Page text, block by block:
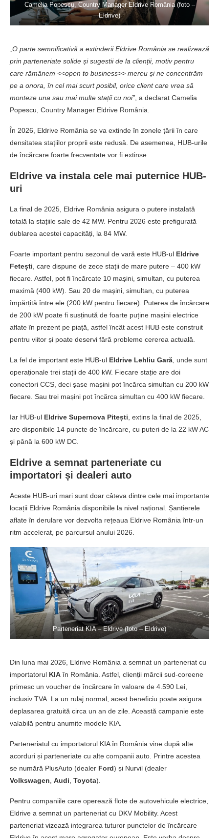
Camelia Popescu, Country Manager Eldrive România (foto –
Eldrive)
„O parte semnificativă a extinderii Eldrive România se realizează
prin parteneriate solide și sugestii de la clienții, motiv pentru
care rămânem <<open to business>> mereu și ne concentrăm
pe a onora, în cel mai scurt posibil, orice client care vrea să
monteze una sau mai multe stații cu noi” , a declarat Camelia
Popescu, Country Manager Eldrive România.
În 2026, Eldrive România se va extinde în zonele țării în care
densitatea stațiilor proprii este redusă. De asemenea, HUB-urile
de încărcare foarte frecventate vor fi extinse.
Eldrive va instala cele mai puternice HUB-
uri
La final de 2025, Eldrive România asigura o putere instalată
totală la stațiile sale de 42 MW. Pentru 2026 este prefigurată
dublarea acestei capacități, la 84 MW.
Foarte important pentru sezonul de vară este HUB-ul Eldrive
Fetești , care dispune de zece stații de mare putere – 400 kW
fiecare. Astfel, pot fi încărcate 10 mașini, simultan, cu puterea
maximă (400 kW). Sau 20 de mașini, simultan, cu puterea
împărțită între ele (200 kW pentru fiecare). Puterea de încărcare
de 200 kW poate fi susținută de foarte puține mașini electrice
aflate în prezent pe piață, astfel încât acest HUB este construit
pentru viitor și poate deservi fără probleme cererea actuală.
La fel de important este HUB-ul Eldrive Lehliu Gară , unde sunt
operaționale trei stații de 400 kW. Fiecare stație are doi
conectori CCS, deci șase mașini pot încărca simultan cu 200 kW
fiecare. Sau trei mașini pot încărca simultan cu 400 kW fiecare.
Iar HUB-ul Eldrive Supernova Pitești , extins la final de 2025,
are disponibile 14 puncte de încărcare, cu puteri de la 22 kW AC
și până la 600 kW DC.
Eldrive a semnat parteneriate cu
importatori și dealeri auto
Aceste HUB-uri mari sunt doar câteva dintre cele mai importante
locații Eldrive România disponibile la nivel național. Șantierele
aflate în derulare vor dezvolta rețeaua Eldrive România într-un
ritm accelerat, pe parcursul anului 2026.
Parteneriat KIA – Eldrive (foto – Eldrive)
Din luna mai 2026, Eldrive România a semnat un parteneriat cu
importatorul KIA în România. Astfel, clienții mărcii sud-coreene
primesc un voucher de încărcare în valoare de 4.590 Lei,
inclusiv TVA. La un rulaj normal, acest beneficiu poate asigura
deplasarea gratuită circa un an de zile. Această campanie este
valabilă pentru anumite modele KIA.
Parteneriatul cu importatorul KIA în România vine după alte
acorduri și parteneriate cu alte companii auto. Printre acestea
se numără PlusAuto (dealer Ford) și Nurvil (dealer
Volkswagen, Audi, Toyota).
Pentru companiile care operează flote de autovehicule electrice,
Eldrive a semnat un parteneriat cu DKV Mobility. Acest
parteneriat vizează integrarea tuturor punctelor de încărcare